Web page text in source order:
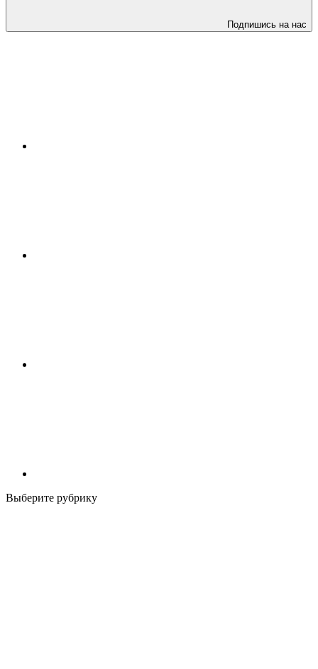
Подпишись на нас
Выберите рубрику